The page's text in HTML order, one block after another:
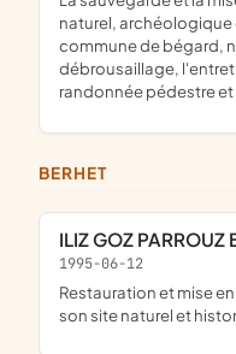
naturel, archéologique
commune de bégard,
débrousaillage,
randonnée pédestre
BERHET
ILIZ GOZ PARROUZ
1995-06-12
restauration et mise en valeur de l'eglise de berhet et de
son site naturel et